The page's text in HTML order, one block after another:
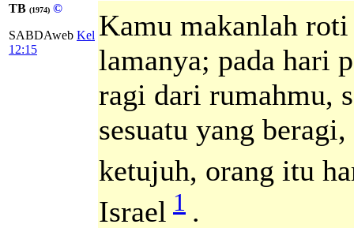
TB (1974) ©
SABDAweb Kel
12:15
Kamu makanlah
lamanya; pada hari
ragi dari rumahmu,
sesuatu yang
ketujuh, orang itu
Israel 1 .